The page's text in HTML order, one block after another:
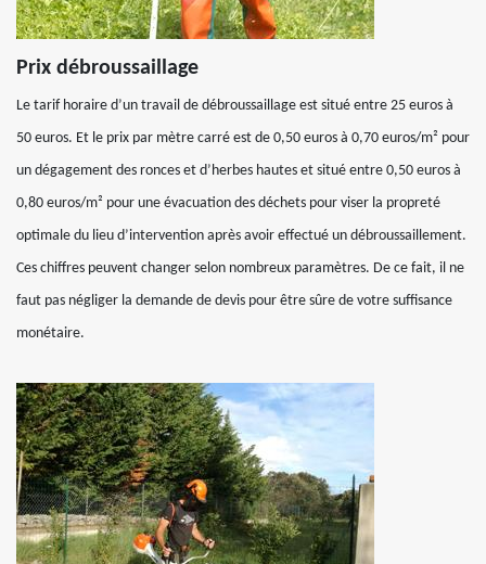
Prix débroussaillage
Le tarif horaire d’un travail de débroussaillage est situé entre 25 euros à
50 euros. Et le prix par mètre carré est de 0,50 euros à 0,70 euros/m² pour
un dégagement des ronces et d’herbes hautes et situé entre 0,50 euros à
0,80 euros/m² pour une évacuation des déchets pour viser la propreté
optimale du lieu d’intervention après avoir effectué un débroussaillement.
Ces chiffres peuvent changer selon nombreux paramètres. De ce fait, il ne
faut pas négliger la demande de devis pour être sûre de votre suffisance
monétaire.